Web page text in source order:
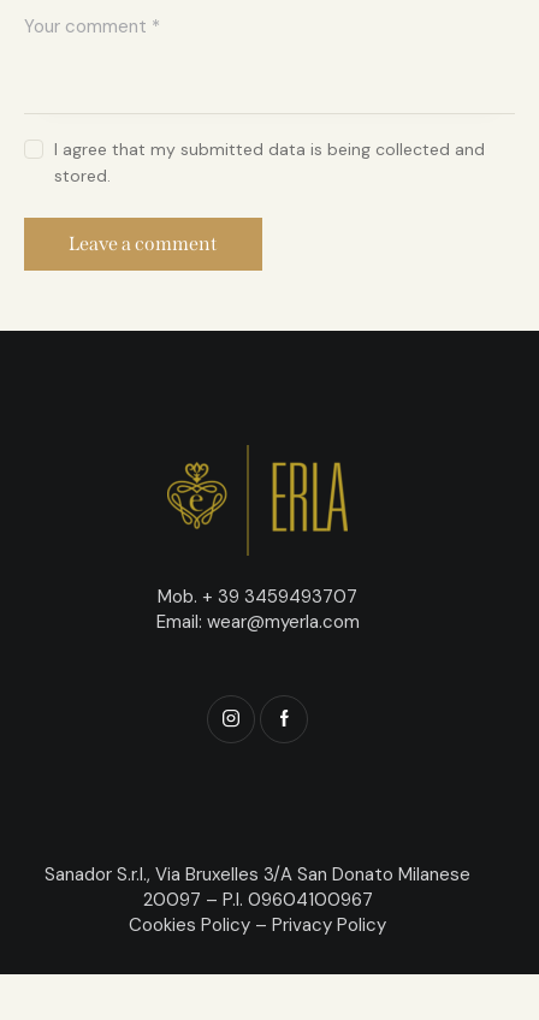
I agree that my submitted data is being collected and
stored.
Mob. + 39 3459493707
Email: wear@myerla.com
Sanador S.r.l., Via Bruxelles 3/A San Donato Milanese
20097 – P.I. 09604100967
Cookies Policy – Privacy Policy